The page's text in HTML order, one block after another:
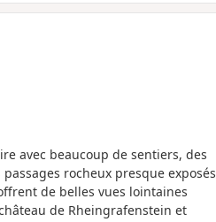
avec beaucoup de sentiers, des
rocheux presque exposés
de belles vues lointaines
de Rheingrafenstein et